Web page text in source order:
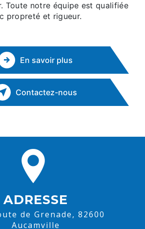
Toute notre équipe est qualifiée
propreté et rigueur.
En savoir plus
Contactez-nous
ADRESSE
Aucamville